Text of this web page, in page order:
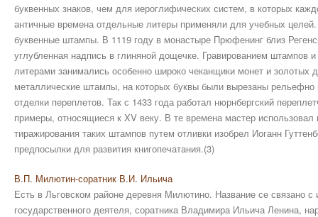
буквенных знаков, чем для иероглифических систем, в которых
античные времена отдельные литеры применяли для учебных
буквенные штампы. В 1119 году в монастыре Прюфенинг близ
углубленная надпись в глиняной дощечке. Гравированием штампов
литерами занимались особенно широко чеканщики монет и золотых
металлические штампы, на которых буквы были вырезаны рельефно
отделки переплетов. Так с 1433 года работал нюрнбергский
примеры, относящиеся к XV веку. В те времена мастер
тиражирования таких штампов путем отливки изобрел Иоганн
предпосылки для развития книгопечатания.(3)
В.П. Милютин-соратник В.И. Ильича
Есть в Льговском районе деревня Милютино. Название се связано с
государственного деятеля, соратника Владимира Ильича Ленина,